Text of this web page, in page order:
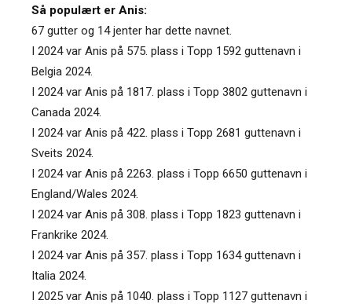
Så populært er Anis:
67 gutter og 14 jenter har dette navnet.
I 2024 var Anis på 575. plass i Topp 1592 guttenavn i
Belgia 2024.
I 2024 var Anis på 1817. plass i Topp 3802 guttenavn i
Canada 2024.
I 2024 var Anis på 422. plass i Topp 2681 guttenavn i
Sveits 2024.
I 2024 var Anis på 2263. plass i Topp 6650 guttenavn i
England/Wales 2024.
I 2024 var Anis på 308. plass i Topp 1823 guttenavn i
Frankrike 2024.
I 2024 var Anis på 357. plass i Topp 1634 guttenavn i
Italia 2024.
I 2025 var Anis på 1040. plass i Topp 1127 guttenavn i